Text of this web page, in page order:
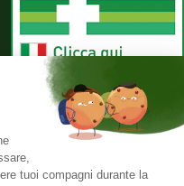
29 07020 Palau (SS)